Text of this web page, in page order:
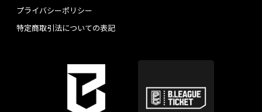
プライバシーポリシー
特定商取引法についての表記